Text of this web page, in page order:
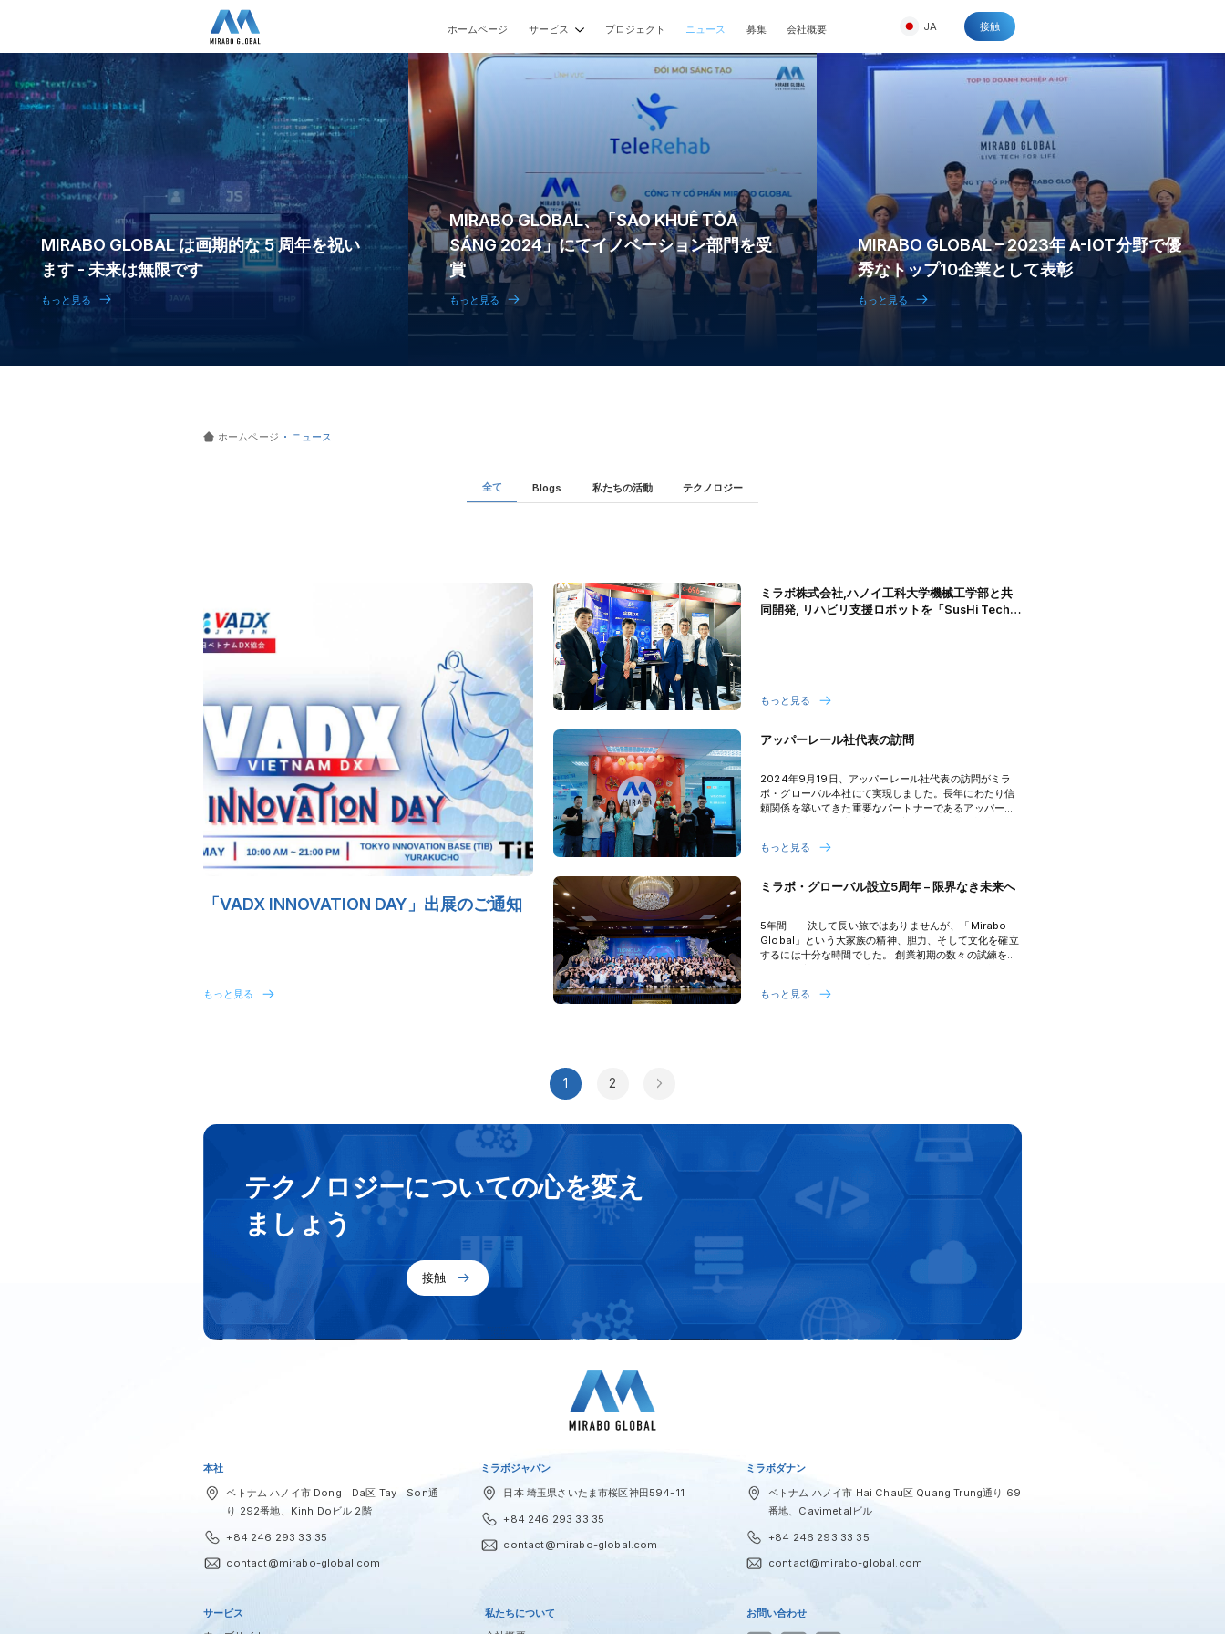
ホームページ サービス
ウェブサイト
バーチャルアプリケーション
Unityによるゲーム開発
AIソリューション開発
プロジェクト ニュース 募集 会社概要 JA 接触
MIRABO GLOBAL は画期的な 5 周年を祝い
ます - 未来は無限です
もっと見る
MIRABO GLOBAL、「SAO KHUÊ TỎA
SÁNG 2024」にてイノベーション部門を受
賞
もっと見る
MIRABO GLOBAL – 2023年 A-IOT分野で優
秀なトップ10企業として表彰
もっと見る
ホームページ ニュース
全て Blogs 私たちの活動 テクノロジー
「VADX INNOVATION DAY」出展のご通知
もっと見る
ミラボ株式会社,ハノイ工科大学機械工学部と共
同開発, リハビリ支援ロボットを「SusHi Tech
もっと見る
アッパーレール社代表の訪問
2024年9月19日、アッパーレール社代表の訪問がミラ
ボ・グローバル本社にて実現しました。長年にわたり信
頼関係を築いてきた重要なパートナーであるアッパーレ
もっと見る
ミラボ・グローバル設立5周年 – 限界なき未来へ
5年間――決して長い旅ではありませんが、「Mirabo
Global」という大家族の精神、胆力、そして文化を確立
するには十分な時間でした。 創業初期の数々の試練を乗
刻まれています。
もっと見る
1 2
テクノロジーについての心を変え
ましょう
接触
本社
ベトナム ハノイ市 Dong Da区 Tay Son通
り 292番地、Kinh Doビル 2階
+84 246 293 33 35
contact@mirabo-global.com
ミラボジャパン
日本 埼玉県さいたま市桜区神田594-11
+84 246 293 33 35
contact@mirabo-global.com
ミラボダナン
ベトナム ハノイ市 Hai Chau区 Quang Trung通り 69
番地、Cavimetalビル
+84 246 293 33 35
contact@mirabo-global.com
サービス
私たちについて
お問い合わせ